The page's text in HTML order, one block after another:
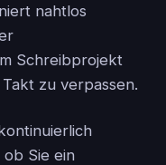
nahtlos
Schreibprojekt
zu verpassen.
ob Sie ein